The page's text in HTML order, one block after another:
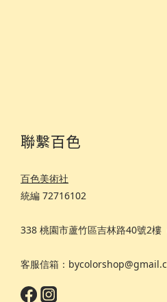
聯繫百色
百色美術社
統編 72716102
338 桃園市蘆竹區吉林路40號2樓
客服信箱：